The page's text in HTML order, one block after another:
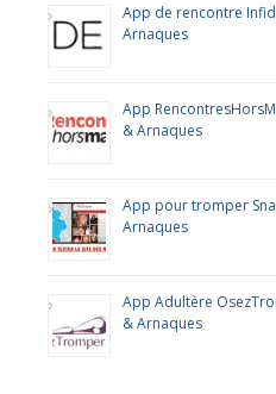
App de rencontre
Arnaques
App
& Arnaques
App pour tromper
Arnaques
App Adultère
& Arnaques